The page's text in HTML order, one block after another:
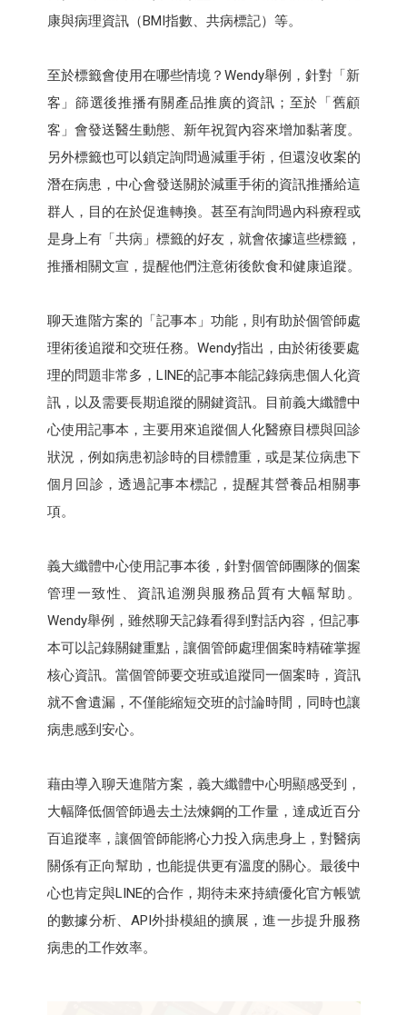
康與病理資訊（BMI指數、共病標記）等。
至於標籤會使用在哪些情境？Wendy舉例，針對「新
客」篩選後推播有關產品推廣的資訊；至於「舊顧
客」會發送醫生動態、新年祝賀內容來增加黏著度。
另外標籤也可以鎖定詢問過減重手術，但還沒收案的
潛在病患，中心會發送關於減重手術的資訊推播給這
群人，目的在於促進轉換。甚至有詢問過內科療程或
是身上有「共病」標籤的好友，就會依據這些標籤，
推播相關文宣，提醒他們注意術後飲食和健康追蹤。
聊天進階方案的「記事本」功能，則有助於個管師處
理術後追蹤和交班任務。Wendy指出，由於術後要處
理的問題非常多，LINE的記事本能記錄病患個人化資
訊，以及需要長期追蹤的關鍵資訊。目前義大纖體中
心使用記事本，主要用來追蹤個人化醫療目標與回診
狀況，例如病患初診時的目標體重，或是某位病患下
個月回診，透過記事本標記，提醒其營養品相關事
項。
義大纖體中心使用記事本後，針對個管師團隊的個案
管理一致性、資訊追溯與服務品質有大幅幫助。
Wendy舉例，雖然聊天記錄看得到對話內容，但記事
本可以記錄關鍵重點，讓個管師處理個案時精確掌握
核心資訊。當個管師要交班或追蹤同一個案時，資訊
就不會遺漏，不僅能縮短交班的討論時間，同時也讓
病患感到安心。
藉由導入聊天進階方案，義大纖體中心明顯感受到，
大幅降低個管師過去土法煉鋼的工作量，達成近百分
百追蹤率，讓個管師能將心力投入病患身上，對醫病
關係有正向幫助，也能提供更有溫度的關心。最後中
心也肯定與LINE的合作，期待未來持續優化官方帳號
的數據分析、API外掛模組的擴展，進一步提升服務
病患的工作效率。